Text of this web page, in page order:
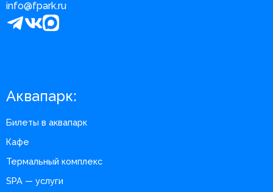
info@fpark.ru
Аквапарк:
Билеты в аквапарк
Кафе
Термальный комплекс
SPA — услуги